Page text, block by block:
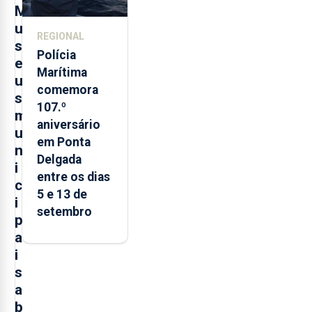
M
u
s
e
u
s
m
u
n
i
c
i
p
a
i
s
a
b
REGIONAL
Polícia
Marítima
comemora
107.º
aniversário
em Ponta
Delgada
entre os dias
5 e 13 de
setembro